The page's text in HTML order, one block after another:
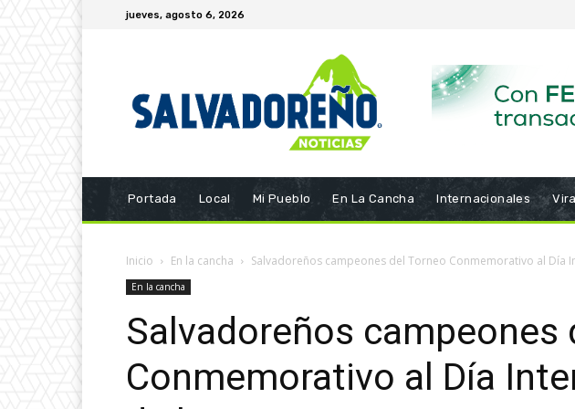
jueves, agosto 6, 2026
Portada Local Mi Pueblo En La Cancha Internacionales
Inicio En la cancha Salvadoreños campeones del Torneo Conmemorativo al Día
En la cancha
Salvadoreños campeones
Conmemorativo al Día